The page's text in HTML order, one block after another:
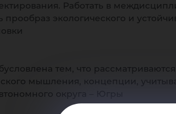
Работать в
экологического и
тем, что
мышления, концепции,
округа – Югры